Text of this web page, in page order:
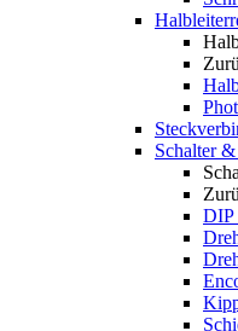
Schalter &
DIP